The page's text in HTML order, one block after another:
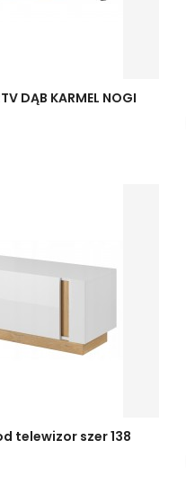
DĄB KARMEL NOGI
telewizor szer 138